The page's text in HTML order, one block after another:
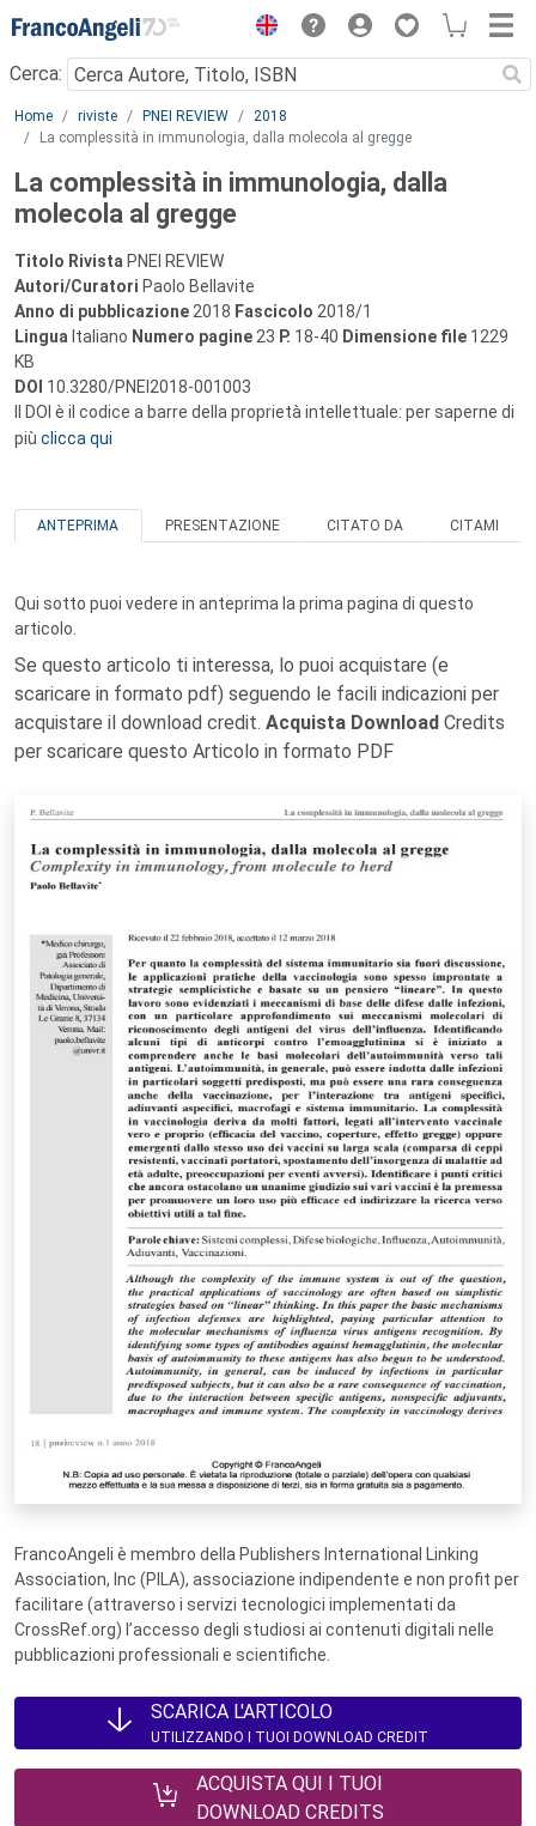
Menu
Cerca:
Main content
Home riviste PNEI REVIEW
2018
La complessità in immunologia, dalla molecola al gregge
La complessità in immunologia, dalla
molecola al gregge
Titolo Rivista PNEI REVIEW
Autori/Curatori Paolo Bellavite
Anno di pubblicazione 2018 Fascicolo 2018/1
Lingua Italiano Numero pagine 23 P. 18-40 Dimensione file 1229
KB
DOI 10.3280/PNEI2018-001003
Il DOI è il codice a barre della proprietà intellettuale: per saperne di
più clicca qui
ANTEPRIMA PRESENTAZIONE CITATO DA CITAMI
Qui sotto puoi vedere in anteprima la prima pagina di questo
articolo.
Se questo articolo ti interessa, lo puoi acquistare (e
scaricare in formato pdf) seguendo le facili indicazioni per
acquistare il download credit. Acquista Download Credits
per scaricare questo Articolo in formato PDF
FrancoAngeli è membro della Publishers International Linking
Association, Inc (PILA), associazione indipendente e non profit per
facilitare (attraverso i servizi tecnologici implementati da
CrossRef.org) l’accesso degli studiosi ai contenuti digitali nelle
pubblicazioni professionali e scientifiche.
SCARICA L'ARTICOLO
UTILIZZANDO I TUOI DOWNLOAD CREDIT
ACQUISTA QUI I TUOI
DOWNLOAD CREDITS